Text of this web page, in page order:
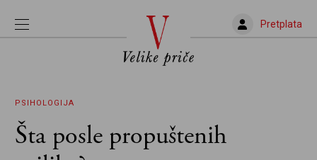
Pretplata
PSIHOLOGIJA
Šta posle propuštenih